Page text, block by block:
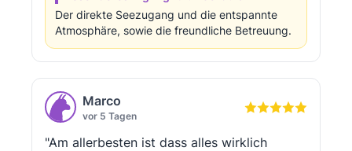
Der direkte Seezugang und die entspannte
Atmosphäre, sowie die freundliche Betreuung.
Marco
vor 5 Tagen
"Am allerbesten ist dass alles wirklich